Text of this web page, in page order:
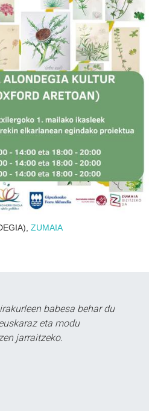
ZUMAIA
babesa behar du
eta modu
jarraitzeko.